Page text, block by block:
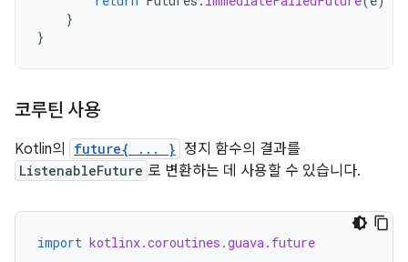
}
}
코루틴 사용
Kotlin의 future{ ... } 정지 함수의 결과를
ListenableFuture 로 변환하는 데 사용할 수 있습니다.
import kotlinx.coroutines.guava.future